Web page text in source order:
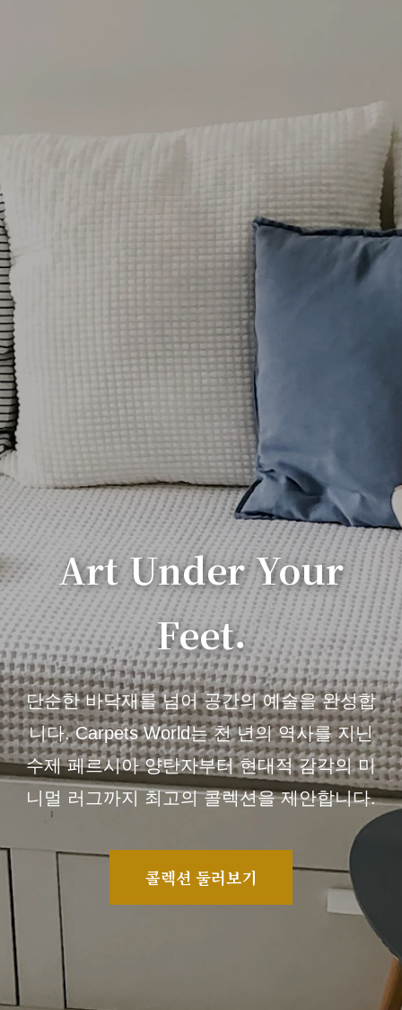
Art Under Your
Feet.
단순한 바닥재를 넘어 공간의 예술을 완성합
니다. Carpets World는 천 년의 역사를 지닌
수제 페르시아 양탄자부터 현대적 감각의 미
니멀 러그까지 최고의 콜렉션을 제안합니다.
콜렉션 둘러보기